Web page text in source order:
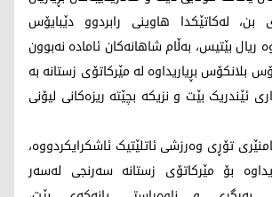
بن، لەکاتێکدا هاوینی رابردوو دێبایۆس
بێتیس، بەڵام شاهانەکان ئامادە نەبوون
بلانکۆس بڕیاریداوە لە مێرکاتۆی زستانە بە
ئێندریک بێت و نزیکە بچێتە ریزەکانی لیۆنی
تۆڕی وەرزشی ئاتلێتیک ئاشکرایکردووە،
بۆ مێرکاتۆی زستانە سەرنجی لەسەر